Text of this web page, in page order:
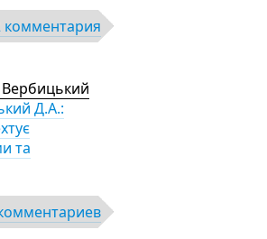
комментария
Д.А.:
та